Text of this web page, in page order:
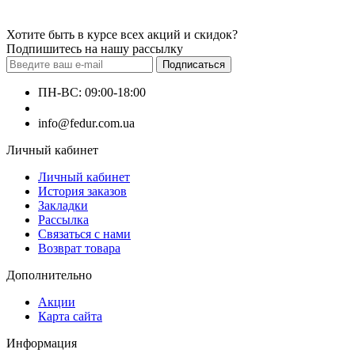
Хотите быть в курсе всех акций и скидок?
Подпишитесь на нашу рассылку
Подписаться
ПН-ВС: 09:00-18:00
info@fedur.com.ua
Личный кабинет
Личный кабинет
История заказов
Закладки
Рассылка
Связаться с нами
Возврат товара
Дополнительно
Акции
Карта сайта
Информация